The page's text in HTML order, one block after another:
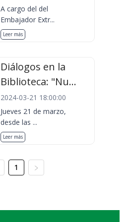
A cargo del del
Embajador Extr...
Leer más
Diálogos en la
Biblioteca: "Nu...
2024-03-21 18:00:00
Jueves 21 de marzo,
desde las ...
Leer más
1